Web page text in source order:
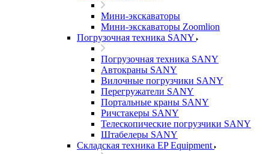
Мини-экскаваторы
Мини-экскаваторы Zoomlion
Погрузочная техника SANY
Погрузочная техника SANY
Автокраны SANY
Вилочные погрузчики SANY
Перегружатели SANY
Портальные краны SANY
Ричстакеры SANY
Телескопические погрузчики SANY
Штабелеры SANY
Складская техника EP Equipment